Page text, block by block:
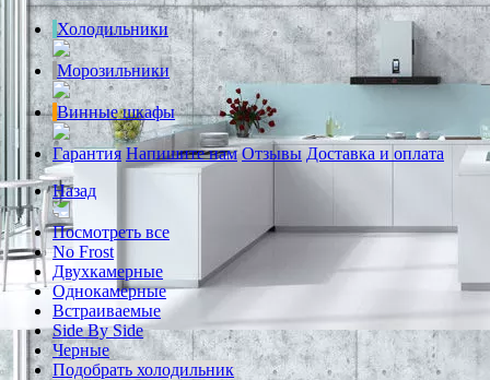
Холодильники
Морозильники
Винные шкафы
Гарантия Напишите нам Отзывы Доставка и оплата
Назад
Посмотреть все
No Frost
Двухкамерные
Однокамерные
Встраиваемые
Side By Side
Черные
Подобрать холодильник